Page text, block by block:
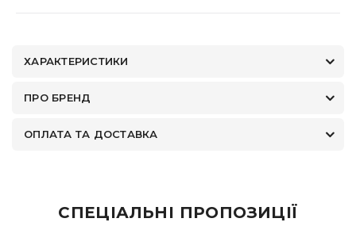
ХАРАКТЕРИСТИКИ
ПРО БРЕНД
ОПЛАТА ТА ДОСТАВКА
СПЕЦІАЛЬНІ ПРОПОЗИЦІЇ